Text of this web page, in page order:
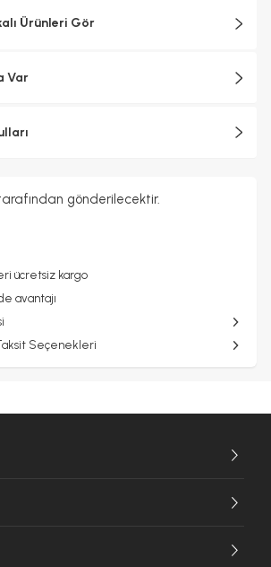
Ürünleri Gör
Var
gönderilecektir.
ücretsiz kargo
avantajı
Seçenekleri